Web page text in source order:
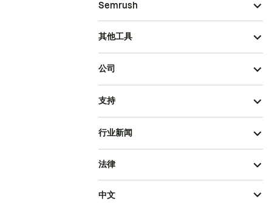
Semrush
其他工具
公司
支持
行业新闻
法律
中文